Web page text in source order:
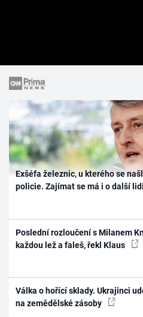
Exšéfa železnic, u kterého se
policie. Zajímat se má i o další lidi
Poslední rozloučení s Milanem
každou lež a faleš, řekl Klaus
Válka o hořící sklady. Ukrajinci
na zemědělské zásoby